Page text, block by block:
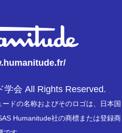
会 All Rights Reserved.
ドの名称およびそのロゴは、日本国
Humanitude社の商標または登録商